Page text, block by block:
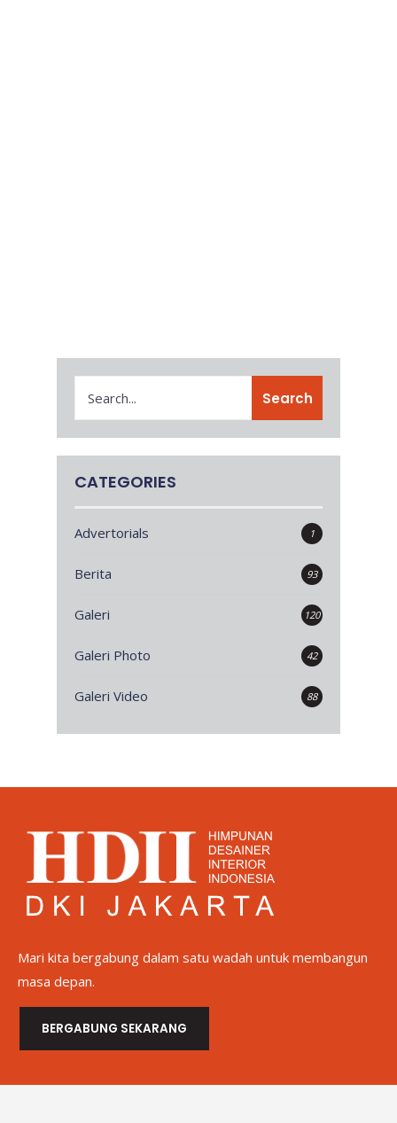
Search
CATEGORIES
Advertorials 1
Berita 93
Galeri 120
Galeri Photo 42
Galeri Video 88
Mari kita bergabung dalam satu wadah untuk membangun
masa depan.
BERGABUNG SEKARANG